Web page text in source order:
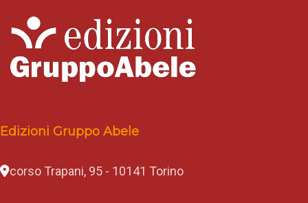
Edizioni Gruppo Abele
corso Trapani, 95 - 10141 Torino